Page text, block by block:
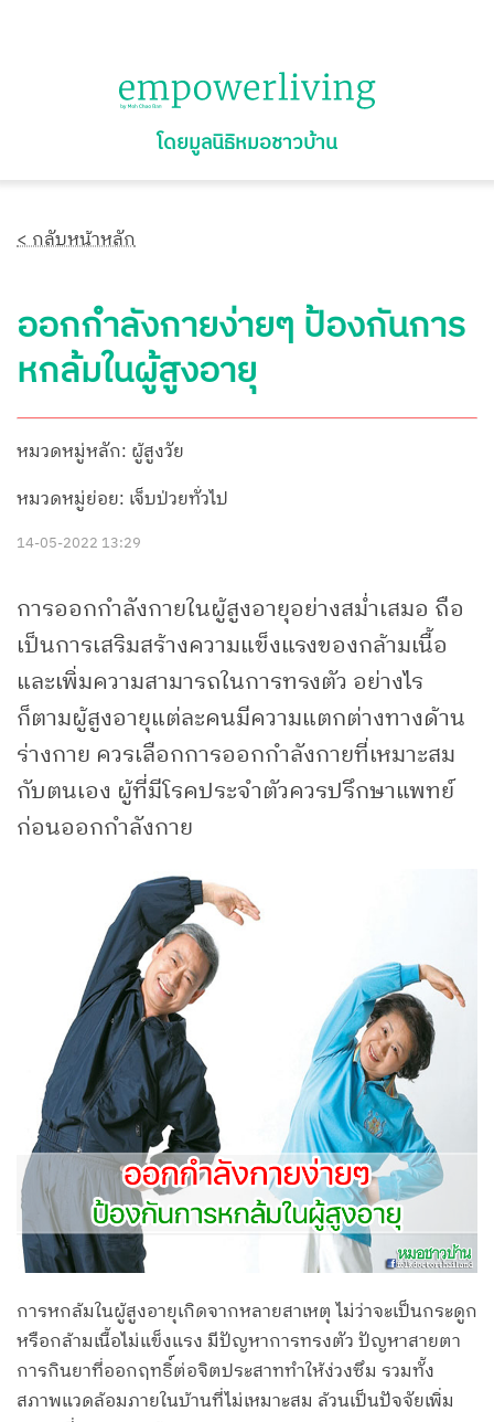
โดยมูลนิธิหมอชาวบ้าน
< กลับหน้าหลัก
ออกกำลังกายง่ายๆ ป้องกันการ
หกล้มในผู้สูงอายุ
หมวดหมู่หลัก: ผู้สูงวัย
หมวดหมู่ย่อย: เจ็บป่วยทั่วไป
14-05-2022 13:29
การออกกำลังกายในผู้สูงอายุอย่างสม่ำเสมอ ถือ
เป็นการเสริมสร้างความแข็งแรงของกล้ามเนื้อ
และเพิ่มความสามารถในการทรงตัว อย่างไร
ก็ตามผู้สูงอายุแต่ละคนมีความแตกต่างทางด้าน
ร่างกาย ควรเลือกการออกกำลังกายที่เหมาะสม
กับตนเอง ผู้ที่มีโรคประจำตัวควรปรึกษาแพทย์
ก่อนออกกำลังกาย
การหกล้มในผู้สูงอายุเกิดจากหลายสาเหตุ ไม่ว่าจะเป็นกระดูก
หรือกล้ามเนื้อไม่แข็งแรง มีปัญหาการทรงตัว ปัญหาสายตา
การกินยาที่ออกฤทธิ์ต่อจิตประสาททำให้ง่วงซึม รวมทั้ง
สภาพแวดล้อมภายในบ้านที่ไม่เหมาะสม ล้วนเป็นปัจจัยเพิ่ม